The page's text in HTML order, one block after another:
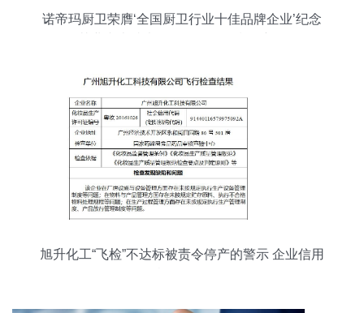
诺帝玛厨卫荣膺‘全国厨卫行业十佳品牌企业’纪念
旭升化工“飞检”不达标被责令停产的警示 企业信用